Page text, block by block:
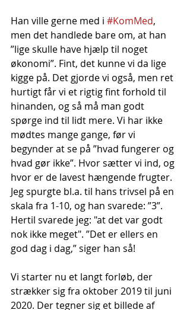
Han ville gerne med i #KomMed,
men det handlede bare om, at han
”lige skulle have hjælp til noget
økonomi”. Fint, det kunne vi da lige
kigge på. Det gjorde vi også, men ret
hurtigt får vi et rigtig fint forhold til
hinanden, og så må man godt
spørge ind til lidt mere. Vi har ikke
mødtes mange gange, før vi
begynder at se på ”hvad fungerer og
hvad gør ikke”. Hvor sætter vi ind, og
hvor er de lavest hængende frugter.
Jeg spurgte bl.a. til hans trivsel på en
skala fra 1-10, og han svarede: ”3”.
Hertil svarede jeg: "at det var godt
nok ikke meget". ”Det er ellers en
god dag i dag,” siger han så!
Vi starter nu et langt forløb, der
strækker sig fra oktober 2019 til juni
2020. Der tegner sig et billede af